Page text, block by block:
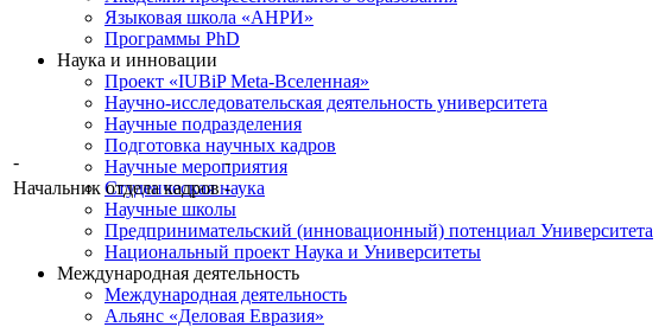
Языковая школа «АНРИ»
Программы PhD
Наука и инновации
Проект «IUBiP Meta-Вселенная»
Научно-исследовательская деятельность университета
Научные подразделения
Подготовка научных кадров
Научные мероприятия
Студенческая наука
Научные школы
Предпринимательский (инновационный) потенциал Университета
Национальный проект Наука и Университеты
Международная деятельность
Международная деятельность
Альянс «Деловая Евразия»
-
-
Начальник отдела кадров -